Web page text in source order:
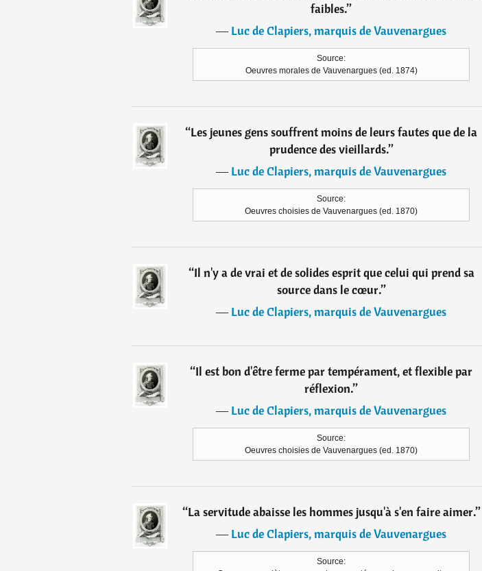
faibles.”
―Luc de Clapiers, marquis de Vauvenargues
Source:
Oeuvres morales de Vauvenargues (ed. 1874)
“Les jeunes gens souffrent moins de leurs fautes que de la
prudence des vieillards.”
―Luc de Clapiers, marquis de Vauvenargues
Source:
Oeuvres choisies de Vauvenargues (ed. 1870)
“Il n'y a de vrai et de solides esprit que celui qui prend sa
source dans le cœur.”
―Luc de Clapiers, marquis de Vauvenargues
“Il est bon d'être ferme par tempérament, et flexible par
réflexion.”
―Luc de Clapiers, marquis de Vauvenargues
Source:
Oeuvres choisies de Vauvenargues (ed. 1870)
“La servitude abaisse les hommes jusqu'à s'en faire aimer.”
―Luc de Clapiers, marquis de Vauvenargues
Source: